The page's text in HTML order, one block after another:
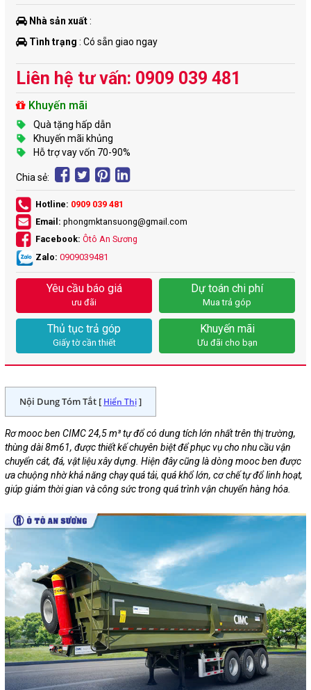
Nhà sản xuất:
Tình trạng : Có sẵn giao ngay
Liên hệ tư vấn: 0909 039 481
Khuyến mãi
Quà tặng hấp dẫn
Khuyến mãi khủng
Hỗ trợ vay vốn 70-90%
Chia sẻ:
Hotline: 0909 039 481
Email: phongmktansuong@gmail.com
Facebook: Ôtô An Sương
Zalo: 0909039481
Yêu cầu báo giá
ưu đãi
Dự toán chi phí
Mua trả góp
Thủ tục trả góp
Giấy tờ cần thiết
Khuyến mãi
Ưu đãi cho bạn
Nội Dung Tóm Tắt [ Hiển Thị]
Rơ mooc ben CIMC 24,5 m³ tự đổ có dung tích lớn nhất trên thị trường,
thùng dài 8m61, được thiết kế chuyên biệt để phục vụ cho nhu cầu vận
chuyển cát, đá, vật liệu xây dựng. Hiện đây cũng là dòng mooc ben được
ưa chuộng nhờ khả năng chạy quá tải, quá khổ lớn, cơ chế tự đổ linh hoạt,
giúp giảm thời gian và công sức trong quá trình vận chuyển hàng hóa.